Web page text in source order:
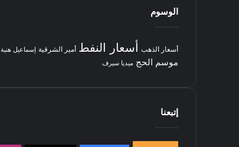
الوسوم
أسعار الذهب أسعار النفط أمير الشرقية إسماعيل هنية
موسم الحج ميديا سيرف
إتبعنا